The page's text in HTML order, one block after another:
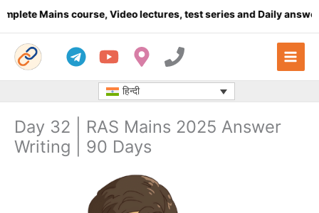
Mains course, Video lectures, test series and Daily answer
हिन्दी
Day 32 | RAS Mains 2025 Answer
Writing | 90 Days